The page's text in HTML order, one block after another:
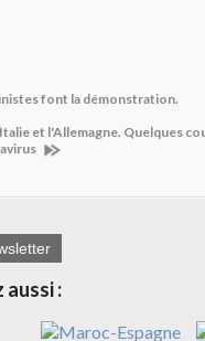
font la démonstration.
et l'Allemagne. Quelques
aussi :